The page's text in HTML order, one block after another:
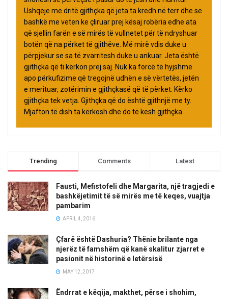
Ushqeje me dritë gjithçka që jeta ta kredh në terr dhe se
bashkë me veten ke çliruar prej kësaj robëria edhe ata
që sjellin farën e së mirës të vullnetet për të ndryshuar
botën që na përket të gjithëve. Më mirë vdis duke u
përpjekur se sa të zvarritesh duke u ankuar. Jeta është
gjithçka që ti kërkon prej saj. Nuk ka forcë të hyjshme
apo përkufizime që tregojnë udhën e së vërtetës, jetën
e merituar, zotërimin e gjithçkasë që të përket. Kërko
gjithçka tek vetja. Gjithçka që do është gjithnjë me ty.
Mjafton të dish ta kërkosh dhe do të kesh gjithçka.
Trending Comments Latest
Fausti, Mefistofeli dhe Margarita, një tragjedi e
bashkëjetimit të së mirës me të keqes, vuajtja
pambarim
APRIL 4, 2016
Çfarë është Dashuria? Thënie brilante nga
njerëz të famshëm që kanë skalitur zjarret e
pasionit në historinë e letërsisë
MAY 12, 2017
Ëndrrat e këqija, makthet, përse i shohim,